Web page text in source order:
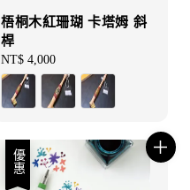
梧桐木紅珊瑚 卡塔姆 斜
桿
Regular
price
NT$ 4,000
優惠